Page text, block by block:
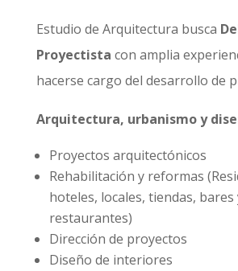
Estudio de Arquitectura busca
Proyectista con amplia
hacerse cargo del desarrollo de
Arquitectura, urbanismo y
Proyectos arquitectónicos
Rehabilitación y reformas
hoteles, locales, tiendas, bares
restaurantes)
Dirección de proyectos
Diseño de interiores